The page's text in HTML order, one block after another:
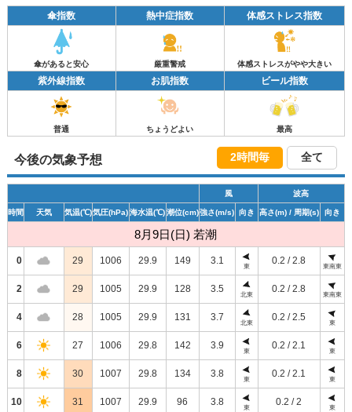
傘指数 熱中症指数 体感ストレス指数
傘があると安心 厳重警戒 体感ストレスがやや大きい
紫外線指数 お肌指数 ビール指数
普通 ちょうどよい 最高
今後の気象予想 2時間毎 全て
風 波高
時間 天気 気温(℃)気圧(hPa) 海水温(℃)潮位(cm)強さ(m/s) 向き 高さ(m)/ 周期(s) 向き
8月9日(日) 若潮
0 29 1006 29.9 149 3.1
東
0.2 / 2.8
東南東
2 29 1005 29.9 128 3.5
北東
0.2 / 2.8
東南東
4 28 1005 29.9 131 3.7
北東
0.2 / 2.5
東
6 27 1006 29.8 142 3.9
東
0.2 / 2.1
東
8 30 1007 29.8 134 3.8
東
0.2 / 2.1
東
10 31 1007 29.9 96 3.8
東
0.2 / 2
東